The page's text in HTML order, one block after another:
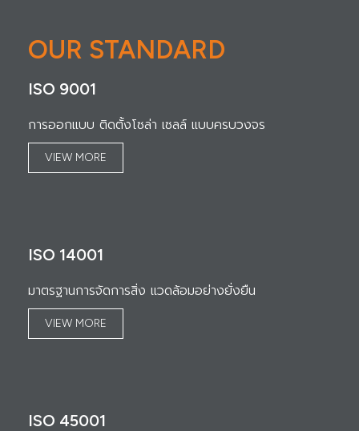
OUR STANDARD
ISO 9001
การออกแบบ ติดตั้งโซล่า เซลล์ แบบครบวงจร
VIEW MORE
ISO 14001
มาตรฐานการจัดการสิ่ง แวดล้อมอย่างยั่งยืน
VIEW MORE
ISO 45001